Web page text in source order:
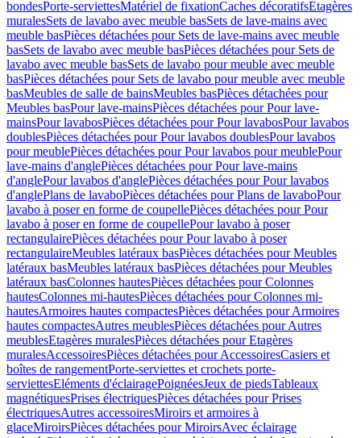
bondesPorte-serviettesMatériel de fixationCaches décoratifsEtagères
muralesSets de lavabo avec meuble basSets de lave-mains avec
meuble basPièces détachées pour Sets de lave-mains avec meuble
basSets de lavabo avec meuble basPièces détachées pour Sets de
lavabo avec meuble basSets de lavabo pour meuble avec meuble
basPièces détachées pour Sets de lavabo pour meuble avec meuble
basMeubles de salle de bainsMeubles basPièces détachées pour
Meubles basPour lave-mainsPièces détachées pour Pour lave-
mainsPour lavabosPièces détachées pour Pour lavabosPour lavabos
doublesPièces détachées pour Pour lavabos doublesPour lavabos
pour meublePièces détachées pour Pour lavabos pour meublePour
lave-mains d'anglePièces détachées pour Pour lave-mains
d'anglePour lavabos d'anglePièces détachées pour Pour lavabos
d'anglePlans de lavaboPièces détachées pour Plans de lavaboPour
lavabo à poser en forme de coupellePièces détachées pour Pour
lavabo à poser en forme de coupellePour lavabo à poser
rectangulairePièces détachées pour Pour lavabo à poser
rectangulaireMeubles latéraux basPièces détachées pour Meubles
latéraux basMeubles latéraux basPièces détachées pour Meubles
latéraux basColonnes hautesPièces détachées pour Colonnes
hautesColonnes mi-hautesPièces détachées pour Colonnes mi-
hautesArmoires hautes compactesPièces détachées pour Armoires
hautes compactesAutres meublesPièces détachées pour Autres
meublesEtagères muralesPièces détachées pour Etagères
muralesAccessoiresPièces détachées pour AccessoiresCasiers et
boîtes de rangementPorte-serviettes et crochets porte-
serviettesEléments d'éclairagePoignéesJeux de piedsTableaux
magnétiquesPrises électriquesPièces détachées pour Prises
électriquesAutres accessoiresMiroirs et armoires à
glaceMiroirsPièces détachées pour MiroirsAvec éclairage